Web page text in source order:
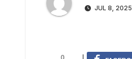
JUL 8, 2025
0